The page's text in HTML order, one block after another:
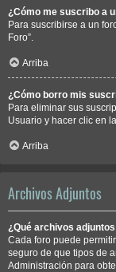
¿Cómo me suscribo a
Para suscribirse a un
Foro”.
Arriba
¿Cómo borro mis
Para eliminar sus
Usuario y hacer clic en
Arriba
Archivos Adjuntos
¿Qué archivos
Cada foro puede
seguro de que tipos de
Administración para